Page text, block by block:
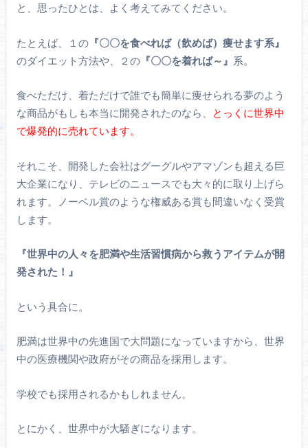
と、思ったひとは、よく考えてみてください。
たとえば、１の『〇〇を食べれば（飲めば）痩せます系』
のダイエット方法や、２の『〇〇を着れば～』 系。
食べただけ、着ただけで誰でも簡単に痩せられる夢のよう
な商品がもしも本当に開発されたのなら、
とっくに世界中
で爆発的に売れています。
それこそ、開発した会社はグーグルやアマゾンも超える巨
大企業になり、テレビのニュースでも大々的に取り上げら
れます。ノーベル賞のような権威ある賞も間違いなく受賞
します。
『世界中の人々を肥満や生活習慣病から救うアイテムが開
発された！』
という具合に。
肥満は世界中の先進国で大問題になっていますから、世界
中の医療機関や政府がその商品を採用します。
学校でも採用されるかもしれません。
とにかく、世界中が大騒ぎになります。